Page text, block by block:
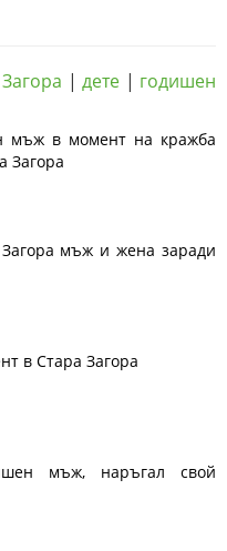
Загора |дете | годишен
мъж в момент на кражба
Загора
мъж и жена заради
в Стара Загора
мъж, наръгал свой